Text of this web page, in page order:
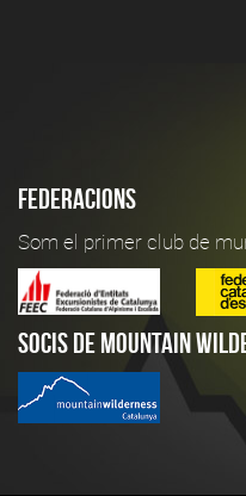
Federacions
Som el primer club de
Socis de Mountain